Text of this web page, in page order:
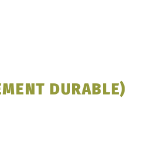
DURABLE)